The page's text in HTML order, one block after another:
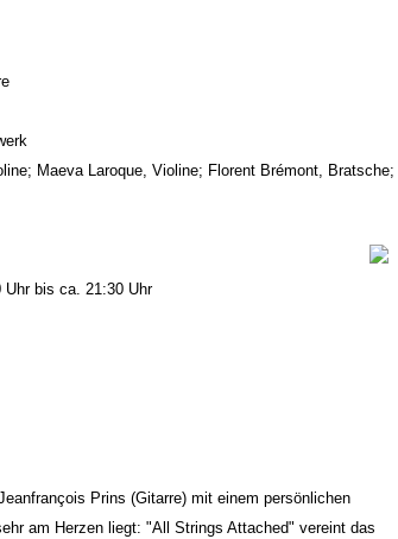
Maeva Laroque, Violine; Florent Brémont, Bratsche;
Uhr bis ca. 21:30 Uhr
Prins (Gitarre) mit einem persönlichen
am Herzen liegt: "All Strings Attached" vereint das